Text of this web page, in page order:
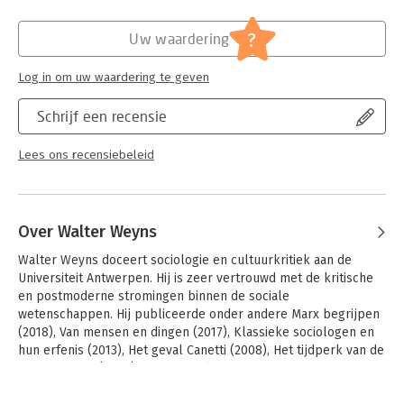
Mens en maatschappij
Schrijf een recensie
Lees ons recensiebeleid
Uw waardering ?
Log in om uw waardering te geven
Over Walter Weyns
Walter Weyns doceert sociologie en cultuurkritiek aan de
Universiteit Antwerpen. Hij is zeer vertrouwd met de kritische
en postmoderne stromingen binnen de sociale
wetenschappen. Hij publiceerde onder andere Marx begrijpen
(2018), Van mensen en dingen (2017), Klassieke sociologen en
hun erfenis (2013), Het geval Canetti (2008), Het tijdperk van de